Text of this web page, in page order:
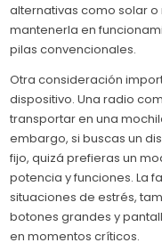
alternativas como solar
mantenerla en
pilas convencionales.
Otra consideración
dispositivo. Una radio
transportar en una
embargo, si buscas un
fijo, quizá prefieras un
potencia y funciones. La
situaciones de estrés,
botones grandes y
en momentos críticos.